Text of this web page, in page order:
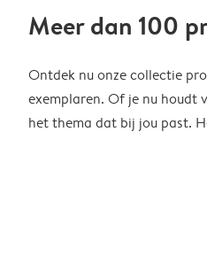
Meer dan 100
Ontdek nu onze collectie
exemplaren. Of je nu houdt
het thema dat bij jou past.